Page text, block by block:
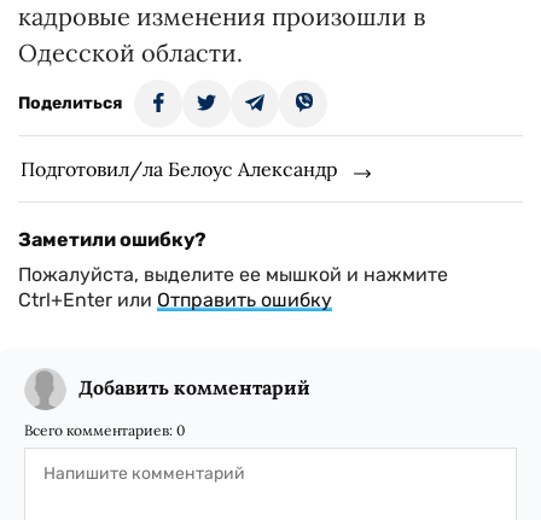
кадровые изменения произошли в
Одесской области.
Поделиться
Подготовил/ла Белоус Александр
Заметили ошибку?
Пожалуйста, выделите ее мышкой и нажмите
Ctrl+Enter или Отправить ошибку
Добавить комментарий
Всего комментариев: 0